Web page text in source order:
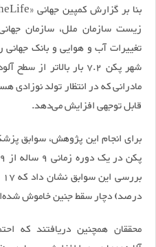
زیست سازمان ملل، سازمان
تغییرات آب و هوایی و بانک
شهر پکن 7.2 بار
مادرانی که در انتظار تولد
قابل توجهی افزایش می‌دهد.
درصد) دچار سقط جنین خاموش
محققان همچنین دریافتند که